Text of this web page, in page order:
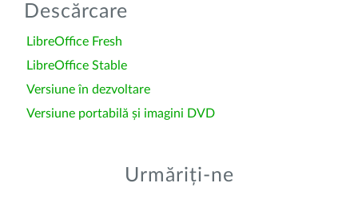
Descărcare
LibreOffice Fresh
LibreOffice Stable
Versiune în dezvoltare
Versiune portabilă și imagini DVD
Urmăriți-ne